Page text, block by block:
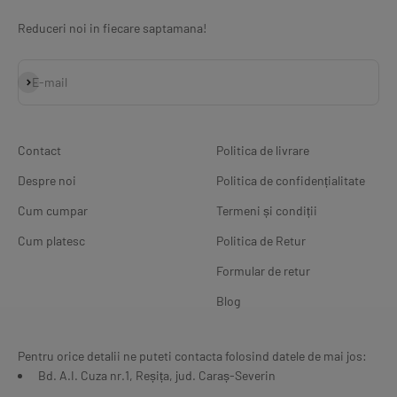
Reduceri noi in fiecare saptamana!
E-mail
Abonează-te
Contact
Despre noi
Cum cumpar
Cum platesc
Politica de livrare
Politica de confidențialitate
Termeni și condiții
Politica de Retur
Formular de retur
Blog
Pentru orice detalii ne puteti contacta folosind datele de mai jos:
Bd. A.I. Cuza nr.1, Reșița, jud. Caraș-Severin